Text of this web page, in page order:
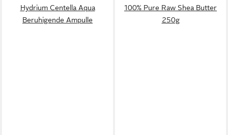
Hydrium Centella Aqua
Beruhigende Ampulle
100% Pure Raw Shea Butter
250g